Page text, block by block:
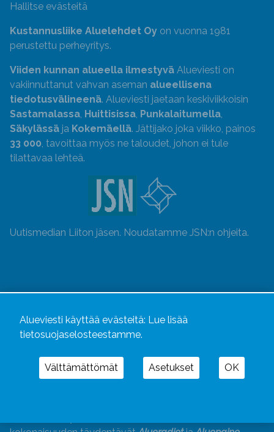
Hallitse evästeitä
Kustannusliike Aluelehdet Oy on vuonna 1981
perustettu perheyritys.
Viiden kunnan alueella ilmestyvä Alueviesti on
vakiinnuttanut vahvan aseman alueellisena
tiedotusvälineenä. Alueviesti jaetaan keskiviikkoisin
Sastamalassa, Huittisissa, Punkalaitumella,
Säkylässä ja Kokemäellä. Jättijako joka viikko, painos
33 000, tavoittaa myös ne taloudet, johon ei tule
tilattavaa lehteä.
Uutismedian Liiton jäsen. Noudatamme JSN:n ohjeita.
Alueviesti käyttää evästeitä: Lue lisää
tietosuojaselosteestamme.
Välttämättömät Asetukset OK